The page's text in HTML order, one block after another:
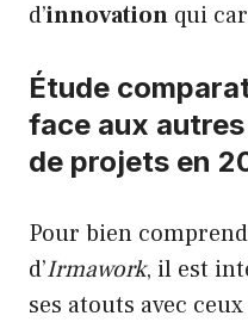
d’innovation qui
Étude
face aux
de projets en
Pour bien
d’Irmawork, il est
ses atouts avec